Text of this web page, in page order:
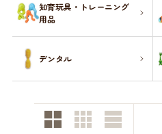
知育玩具・トレーニング
用品
デンタル